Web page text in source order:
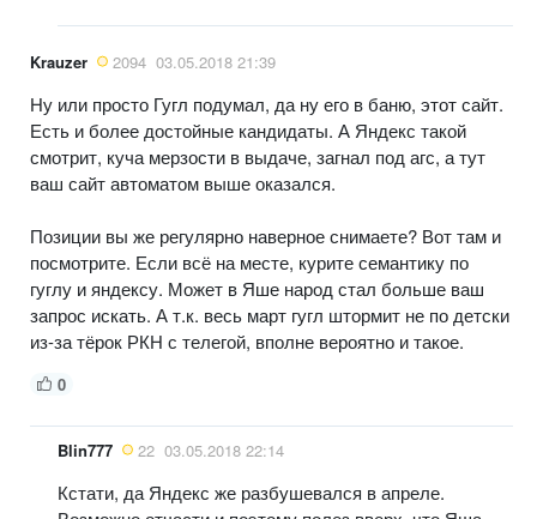
Krauzer 2094 03.05.2018 21:39
Ну или просто Гугл подумал, да ну его в баню, этот сайт.
Есть и более достойные кандидаты. А Яндекс такой
смотрит, куча мерзости в выдаче, загнал под агс, а тут
ваш сайт автоматом выше оказался.
Позиции вы же регулярно наверное снимаете? Вот там и
посмотрите. Если всё на месте, курите семантику по
гуглу и яндексу. Может в Яше народ стал больше ваш
запрос искать. А т.к. весь март гугл штормит не по детски
из-за тёрок РКН с телегой, вполне вероятно и такое.
0
Blin777 22 03.05.2018 22:14
Кстати, да Яндекс же разбушевался в апреле.